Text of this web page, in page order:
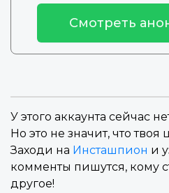
Смотреть
У этого аккаунта сейчас
Но это не значит, что
Заходи на Инсташпион и
комменты пишутся, кому
другое!